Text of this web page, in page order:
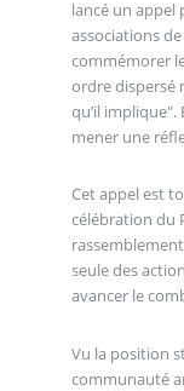
lancé un appel
associations
commémorer
ordre dispersé
qu’il implique".
mener une
Cet appel est
célébration du
seule des
avancer le
Vu la position
communauté